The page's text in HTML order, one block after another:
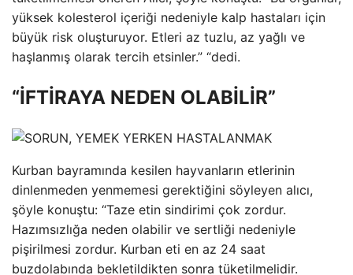
yüksek kolesterol içeriği nedeniyle kalp hastaları için
büyük risk oluşturuyor. Etleri az tuzlu, az yağlı ve
haşlanmış olarak tercih etsinler.” “dedi.
“İFTİRAYA NEDEN OLABİLİR”
Kurban bayramında kesilen hayvanların etlerinin
dinlenmeden yenmemesi gerektiğini söyleyen alıcı,
şöyle konuştu: “Taze etin sindirimi çok zordur.
Hazımsızlığa neden olabilir ve sertliği nedeniyle
pişirilmesi zordur. Kurban eti en az 24 saat
buzdolabında bekletildikten sonra tüketilmelidir.